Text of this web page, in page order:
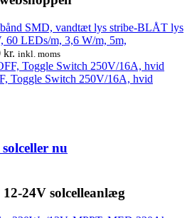
60 LEDs/m, 3,6 W/m, 5m,
kr. inkl. moms
Toggle Switch 250V/16A, hvid
nu
24V solcelleanlæg